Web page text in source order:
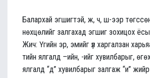
Балархай эгшигтэй, ж, ч, ш-ээр төгссөн
нөхцөлийг залгахад эгшиг зохицох
Жич: Үгийн эр, эмийг үл харгалзан
тийн ялгалд –ийн, -ийг хувилбарыг,
ялгалд “д” хувилбарыг залгаж “и”